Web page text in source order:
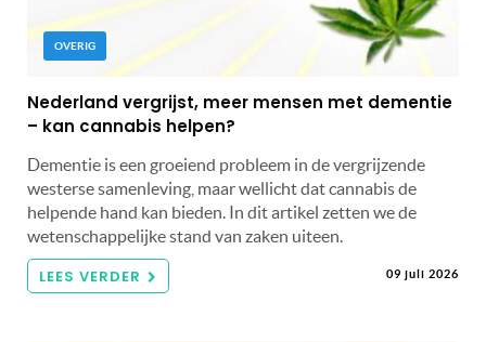
OVERIG
Nederland vergrijst, meer mensen met dementie
– kan cannabis helpen?
Dementie is een groeiend probleem in de vergrijzende
westerse samenleving, maar wellicht dat cannabis de
helpende hand kan bieden. In dit artikel zetten we de
wetenschappelijke stand van zaken uiteen.
LEES VERDER 09 juli 2026